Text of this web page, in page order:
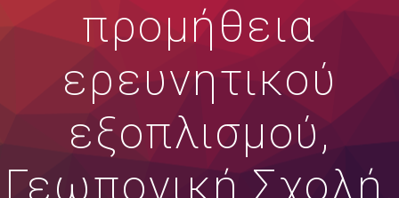
προμήθεια
ερευνητικού
εξοπλισμού,
Γεωπονική Σχολή,